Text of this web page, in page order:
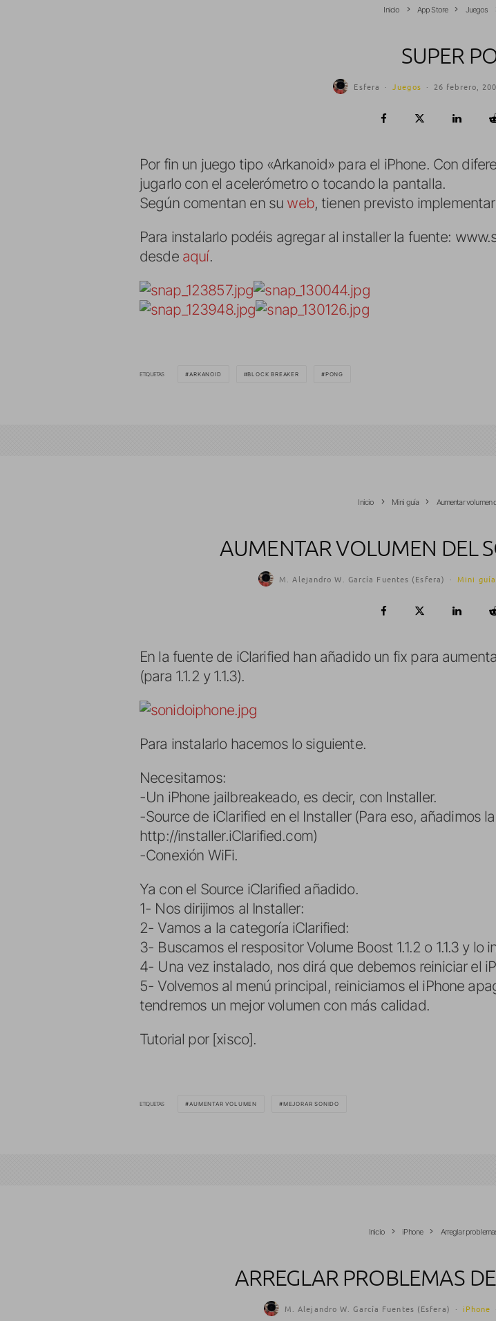
Inicio App Store Juegos
SUPER
Esfera · Juegos · 26 febrero,
Por fin un juego tipo «Arkanoid» para el iPhone. Con
jugarlo con el acelerómetro o tocando la pantalla.
Según comentan en su web, tienen previsto
Para instalarlo podéis agregar al installer la fuente:
desde aquí.
ETIQUETAS ARKANOID BLOCK BREAKER PONG
Inicio Mini guía Aumentar volumen
AUMENTAR VOLUMEN DEL
M. Alejandro W. García Fuentes (Esfera) · Mini guía
En la fuente de iClarified han añadido un fix para
(para 1.1.2 y 1.1.3).
Para instalarlo hacemos lo siguiente.
Necesitamos:
-Un iPhone jailbreakeado, es decir, con Installer.
-Source de iClarified en el Installer (Para eso, añadimos
http://installer.iClarified.com)
-Conexión WiFi.
Ya con el Source iClarified añadido.
1- Nos dirijimos al Installer:
2- Vamos a la categoría iClarified:
3- Buscamos el respositor Volume Boost 1.1.2 o 1.1.3 y lo
4- Una vez instalado, nos dirá que debemos reiniciar el
5- Volvemos al menú principal, reiniciamos el iPhone
tendremos un mejor volumen con más calidad.
Tutorial por [xisco].
ETIQUETAS AUMENTAR VOLUMEN MEJORAR SONIDO
Inicio iPhone Arreglar
ARREGLAR PROBLEMAS
M. Alejandro W. García Fuentes (Esfera) · iPhone